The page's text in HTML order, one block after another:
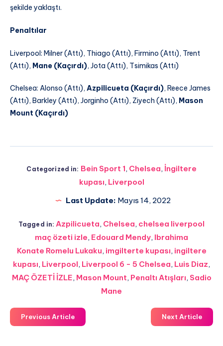
şekilde yaklaştı.
Penaltılar
Liverpool: Milner (Attı), Thiago (Attı), Firmino (Attı), Trent
(Attı), Mane (Kaçırdı), Jota (Attı), Tsimikas (Attı)
Chelsea: Alonso (Attı), Azpilicueta (Kaçırdı), Reece James
(Attı), Barkley (Attı), Jorginho (Attı), Ziyech (Attı), Mason
Mount (Kaçırdı)
Categorized in: Bein Sport 1, Chelsea, İngiltere
kupası, Liverpool
Last Update: Mayıs 14, 2022
Tagged in: Azpilicueta, Chelsea, chelsea liverpool
maç özeti izle, Edouard Mendy, Ibrahima
Konate Romelu Lukaku, imgilterte kupası, ingiltere
kupası, Liverpool, Liverpool 6 - 5 Chelsea, Luis Diaz,
MAÇ ÖZETİ İZLE, Mason Mount, Penaltı Atışları, Sadio
Mane
Previous Article Next Article